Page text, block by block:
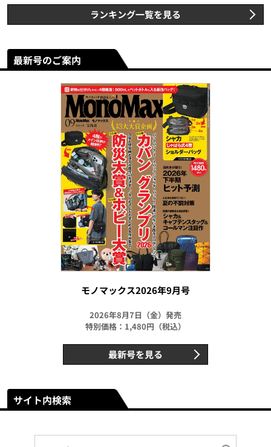
ランキング一覧を見る
最新号のご案内
モノマックス2026年9月号
2026年8月7日（金）発売
特別価格：1,480円（税込）
最新号を見る
サイト内検索